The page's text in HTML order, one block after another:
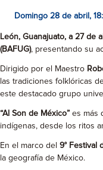
Domingo 28 de abril,
León, Guanajuato, a 27 de
(BAFUG), presentando su
Dirigido por el Maestro
las tradiciones folklóricas
este destacado grupo
“Al Son de México” es más
indígenas, desde los ritos
En el marco del 9° Festival
la geografía de México.